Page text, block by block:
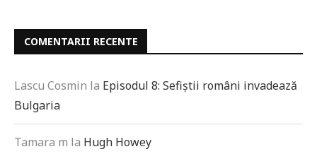
COMENTARII RECENTE
Lascu Cosmin la Episodul 8: Sefiștii români invadează
Bulgaria
Tamara m la Hugh Howey